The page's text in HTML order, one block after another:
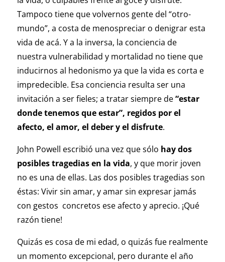
Tampoco tiene que volvernos gente del “otro-
mundo”, a costa de menospreciar o denigrar esta
vida de acá. Y a la inversa, la conciencia de
nuestra vulnerabilidad y mortalidad no tiene que
inducirnos al hedonismo ya que la vida es corta e
impredecible. Esa conciencia resulta ser una
invitación a ser fieles; a tratar siempre de“estar
donde tenemos que estar”, regidos por el
afecto, el amor, el deber y el disfrute.
John Powell escribió una vez que sólo hay dos
posibles tragedias en la vida, y que morir joven
no es una de ellas. Las dos posibles tragedias son
éstas: Vivir sin amar, y amar sin expresar jamás
con gestos concretos ese afecto y aprecio. ¡Qué
razón tiene!
Quizás es cosa de mi edad, o quizás fue realmente
un momento excepcional, pero durante el año